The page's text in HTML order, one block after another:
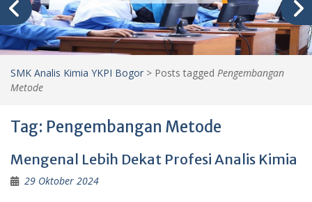
SMK Analis Kimia YKPI Bogor > Posts tagged Pengembangan
Metode
Tag: Pengembangan Metode
Mengenal Lebih Dekat Profesi Analis Kimia
29 Oktober 2024